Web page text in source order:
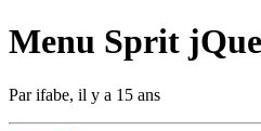
Menu Sprit
Parifabe, il y a 15 ans